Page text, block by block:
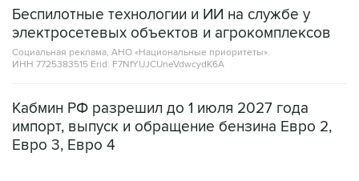
Беспилотные технологии и ИИ на службе у
электросетевых объектов и агрокомплексов
Социальная реклама, АНО «Национальные приоритеты».
ИНН 7725383515 Erid: F7NfYUJCUneVdwcydK6A
Кабмин РФ разрешил до 1 июля 2027 года
импорт, выпуск и обращение бензина Евро 2,
Евро 3, Евро 4